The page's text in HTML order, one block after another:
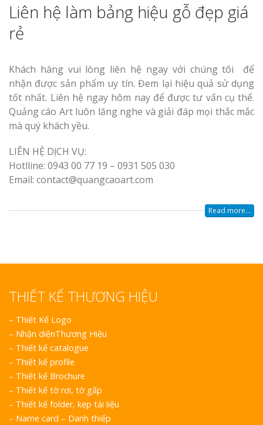
Liên hệ làm bảng hiệu gỗ đẹp giá
rẻ
Khách hàng vui lòng liên hệ ngay với chúng tôi để
nhận được sản phẩm uy tín. Đem lại hiệu quả sử dụng
tốt nhất. Liên hệ ngay hôm nay để được tư vấn cụ thể.
Quảng cáo Art luôn lăng nghe và giải đáp mọi thắc mắc
mà quý khách yều.
LIÊN HỆ DỊCH VỤ:
Hotlline: 0943 00 77 19 – 0931 505 030
Email: contact@quangcaoart.com
Read more...
THIẾT KẾ THƯƠNG HIỆU
– Thiết Kế Logo
– Nhận diệnThương Hiệu
– Thiết kế catalogue
– Thiết kế profile
– Thiết kế Brochure
– Thiết kế tờ rơi, tờ gấp
– Thiết kế folder, kẹp tài liệu
– Name card – Danh thiếp